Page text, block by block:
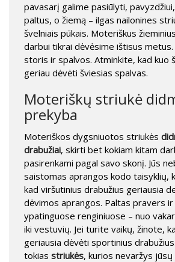
pavasarį galime pasiūlyti,
paltus, o žiemą – ilgas nailonines
švelniais pūkais. Moteriškus
darbui tikrai dėvėsime ištisus
storis ir spalvos. Atminkite, kad kuo
geriau dėvėti šviesias spalvas.
Moteriškų striukė
prekyba
Moteriškos dygsniuotos striukės
drabužiai, skirti bet kokiam kitam
pasirenkami pagal savo skonį. Jūs
saistomas aprangos kodo taisyklių,
kad viršutinius drabužius geriausia
dėvimos aprangos. Paltas pravers
ypatinguose renginiuose – nuo
iki vestuvių. Jei turite vaikų, žinote,
geriausia dėvėti sportinius
tokias striukės, kurios nevaržys